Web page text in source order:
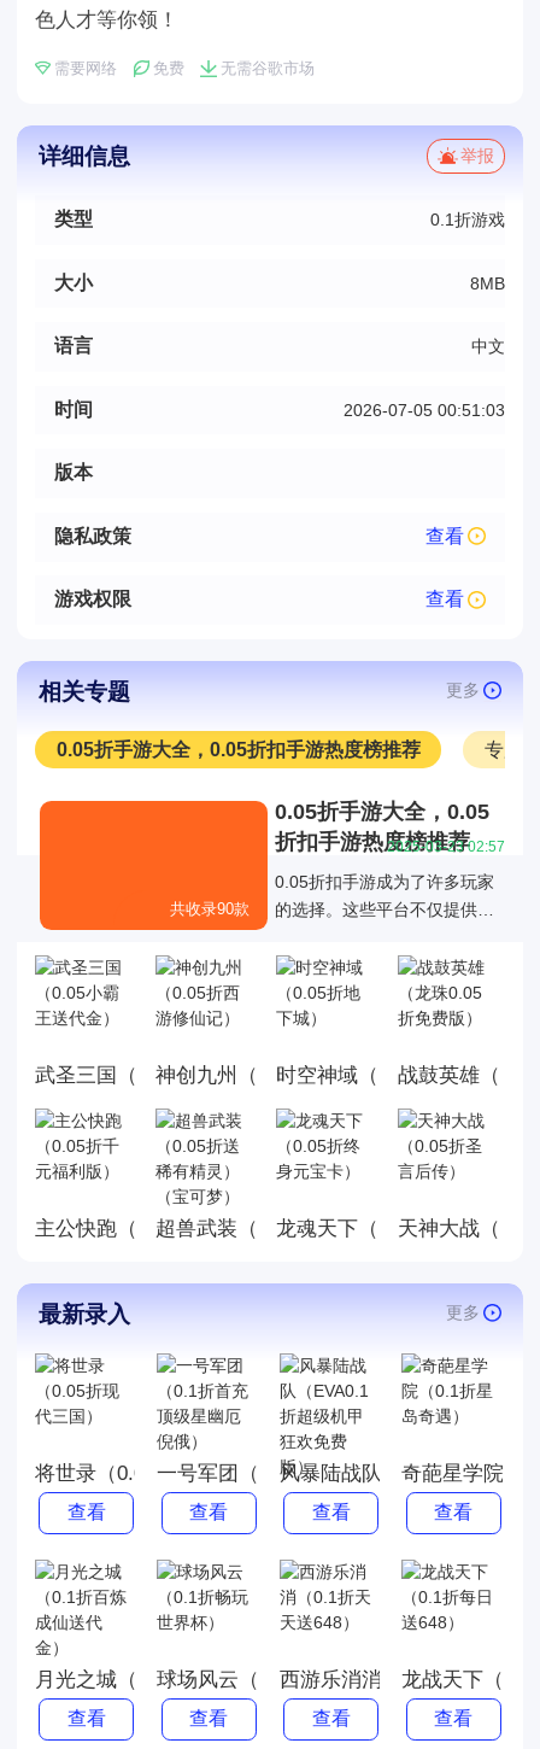
色人才等你领！
需要网络 免费 无需谷歌市场
详细信息 举报
类型 0.1折游戏
大小 8MB
语言 中文
时间 2026-07-05 00:51:03
版本
隐私政策 查看
游戏权限 查看
相关专题 更多
0.05折手游大全，0.05折扣手游热度榜推荐 专服
共收录90款
0.05折手游大全，0.05
折扣手游热度榜推荐
2025-03-23 02:57
0.05折扣手游成为了许多玩家
的选择。这些平台不仅提供了
各种折扣福利活动优化了玩家
的游戏体验，0.05折扣手游成
为了许多玩家的选择。
武圣三国（0.05小霸王送代金）
神创九州（0.05折西游修仙记）
时空神域（0.05折地下城）
战鼓英雄（龙
主公快跑（0.05折千元福利版）
超兽武装（0.05折送稀有精灵）（宝可梦
龙魂天下（0.05折终身元宝
天神大战（
最新录入 更多
将世录（0.05折现代三国）
查看
一号军团（0.1折首充顶级星幽厄倪俄）
查看
风暴陆战队（EVA0.1折超级
查看
奇葩星学院（
查看
月光之城（0.1折百炼成仙送代金）
查看
球场风云（0.1折畅玩世界杯）
查看
西游乐消消（0.1折天天送
查看
龙战天下（0.1
查看